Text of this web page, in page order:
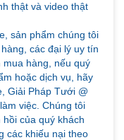
thật và video thật
sản phẩm chúng tôi
các đại lý uy tín
hàng, nếu quý
hoặc dịch vụ, hãy
Giải Pháp Tưới @
việc. Chúng tôi
của quý khách
các khiếu nại theo